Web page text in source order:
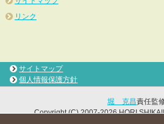
リンク
サイトマップ
個人情報保護方針
堀 克昌責任監
Copyright (C) 2007-2026 HORI